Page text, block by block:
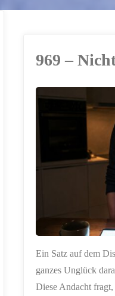
969 –
Ein Satz auf dem
ganzes Unglück
Diese Andacht